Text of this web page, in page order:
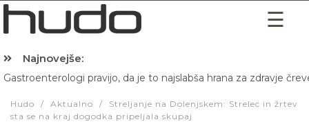
Najnovejše:
Gastroenterologi pravijo, da je to najslabša hrana za zdravje
Hudo / Aktualno /
Streljanje na Dolenjskem: Strelec in žrtev
sta se na kraj dogodka pripeljala skupaj